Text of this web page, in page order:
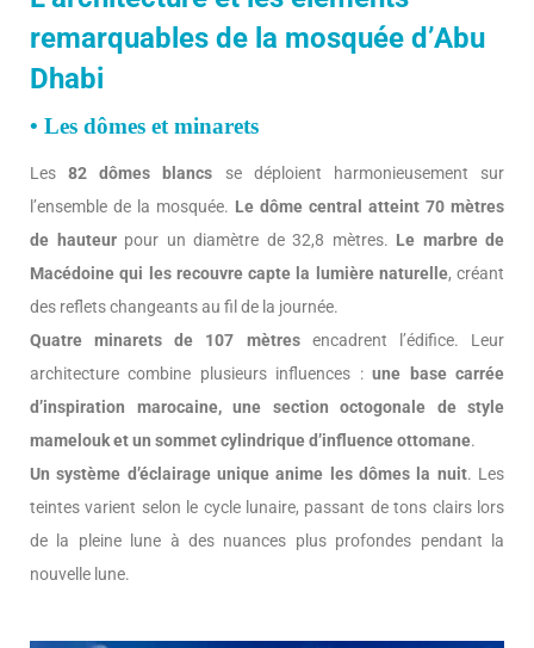
remarquables de la mosquée d’Abu
Dhabi
• Les dômes et minarets
Les82 dômes blancs se déploient harmonieusement sur
l’ensemble de la mosquée. Le dôme central atteint 70 mètres
de hauteurpour un diamètre de 32,8 mètres. Le marbre de
Macédoine qui les recouvre capte la lumière naturelle, créant
des reflets changeants au fil de la journée.
Quatre minarets de 107 mètresencadrent l’édifice. Leur
architecture combine plusieurs influences :une base carrée
d’inspiration marocaine, une section octogonale de style
mamelouk et un sommet cylindrique d’influence ottomane.
Un système d’éclairage unique anime les dômes la nuit. Les
teintes varient selon le cycle lunaire, passant de tons clairs lors
de la pleine lune à des nuances plus profondes pendant la
nouvelle lune.